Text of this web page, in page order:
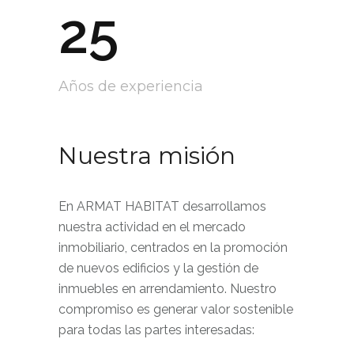
25
Años de experiencia
Nuestra misión
En ARMAT HABITAT desarrollamos
nuestra actividad en el mercado
inmobiliario, centrados en la promoción
de nuevos edificios y la gestión de
inmuebles en arrendamiento. Nuestro
compromiso es generar valor sostenible
para todas las partes interesadas: